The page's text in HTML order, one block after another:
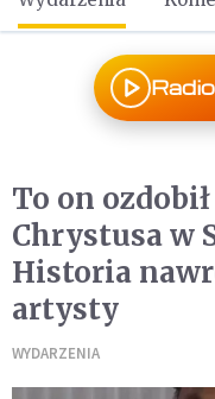
To on
Chrystusa w
Historia
artysty
WYDARZENIA